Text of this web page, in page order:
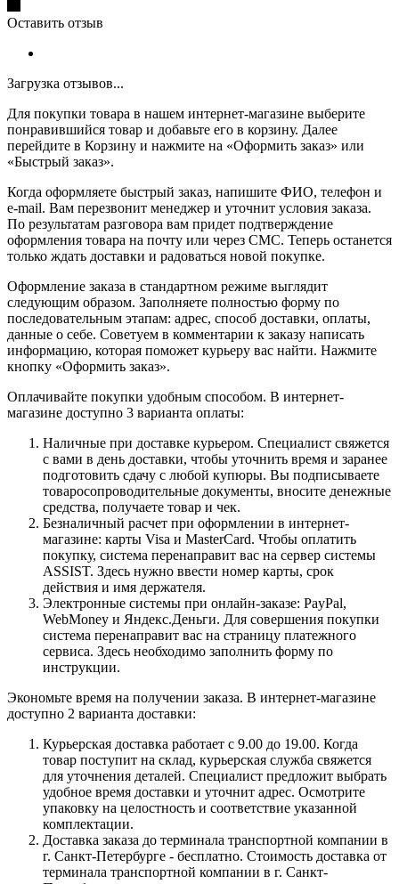
Оставить отзыв
Загрузка отзывов...
Для покупки товара в нашем интернет-магазине выберите
понравившийся товар и добавьте его в корзину. Далее
перейдите в Корзину и нажмите на «Оформить заказ» или
«Быстрый заказ».
Когда оформляете быстрый заказ, напишите ФИО, телефон и
e-mail. Вам перезвонит менеджер и уточнит условия заказа.
По результатам разговора вам придет подтверждение
оформления товара на почту или через СМС. Теперь останется
только ждать доставки и радоваться новой покупке.
Оформление заказа в стандартном режиме выглядит
следующим образом. Заполняете полностью форму по
последовательным этапам: адрес, способ доставки, оплаты,
данные о себе. Советуем в комментарии к заказу написать
информацию, которая поможет курьеру вас найти. Нажмите
кнопку «Оформить заказ».
Оплачивайте покупки удобным способом. В интернет-
магазине доступно 3 варианта оплаты:
Наличные при доставке курьером. Специалист свяжется
с вами в день доставки, чтобы уточнить время и заранее
подготовить сдачу с любой купюры. Вы подписываете
товаросопроводительные документы, вносите денежные
средства, получаете товар и чек.
Безналичный расчет при оформлении в интернет-
магазине: карты Visa и MasterCard. Чтобы оплатить
покупку, система перенаправит вас на сервер системы
ASSIST. Здесь нужно ввести номер карты, срок
действия и имя держателя.
Электронные системы при онлайн-заказе: PayPal,
WebMoney и Яндекс.Деньги. Для совершения покупки
система перенаправит вас на страницу платежного
сервиса. Здесь необходимо заполнить форму по
инструкции.
Экономьте время на получении заказа. В интернет-магазине
доступно 2 варианта доставки:
Курьерская доставка работает с 9.00 до 19.00. Когда
товар поступит на склад, курьерская служба свяжется
для уточнения деталей. Специалист предложит выбрать
удобное время доставки и уточнит адрес. Осмотрите
упаковку на целостность и соответствие указанной
комплектации.
Доставка заказа до терминала транспортной компании в
г. Санкт-Петербурге - бесплатно. Стоимость доставка от
терминала транспортной компании в г. Санкт-